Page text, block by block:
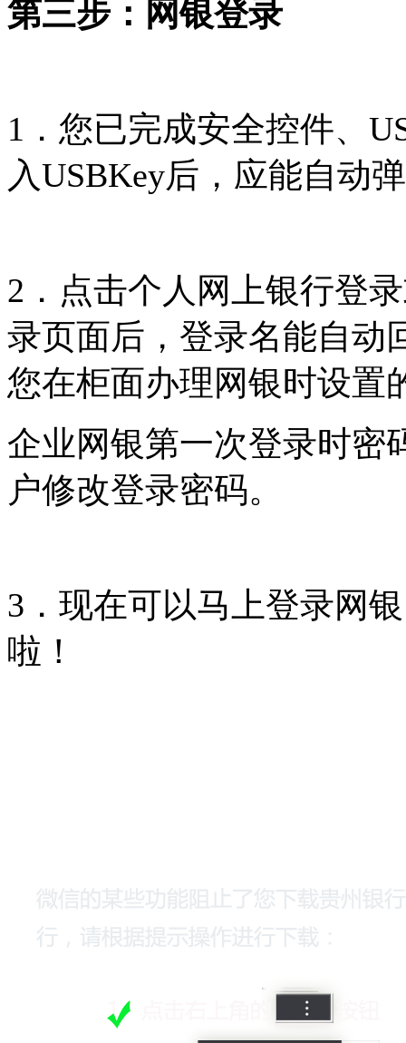
第三步：网银登录
1．您已完成安全控件、
入USBKey后，应能自动
2．点击个人网上银行登
录页面后，登录名能自动
您在柜面办理网银时设置
企业网银第一次登录时密
户修改登录密码。
3．现在可以马上登录网
啦！